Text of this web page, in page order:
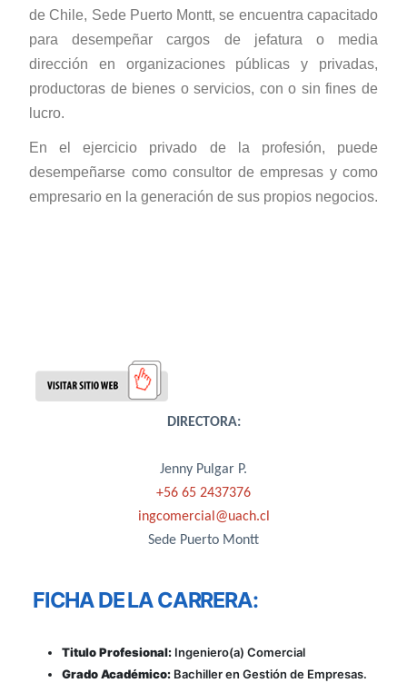
de Chile, Sede Puerto Montt, se encuentra capacitado
para desempeñar cargos de jefatura o media
dirección en organizaciones públicas y privadas,
productoras de bienes o servicios, con o sin fines de
lucro.
En el ejercicio privado de la profesión, puede
desempeñarse como consultor de empresas y como
empresario en la generación de sus propios negocios.
DIRECTORA:
Jenny Pulgar P.
+56 65 2437376
ingcomercial@uach.cl
Sede Puerto Montt
FICHA DE LA CARRERA:
Titulo Profesional: Ingeniero(a) Comercial
Grado Académico: Bachiller en Gestión de Empresas.